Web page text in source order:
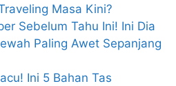
Masa Kini?
Sebelum Tahu Ini! Ini Dia
Paling Awet Sepanjang
Ini 5 Bahan Tas